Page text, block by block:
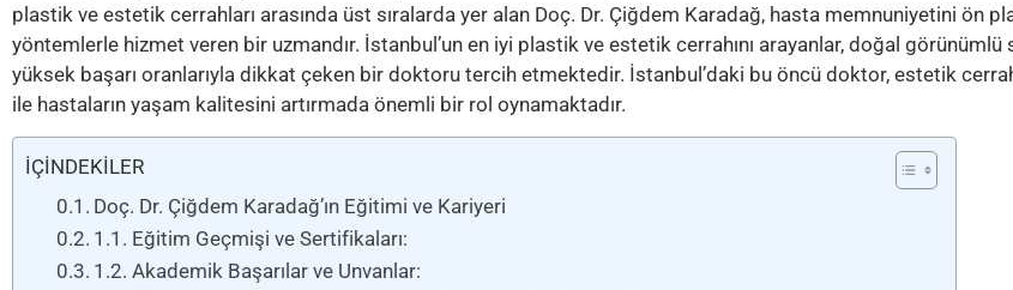
plastik ve estetik cerrahları arasında üst sıralarda yer alan Doç. Dr. Çiğdem Karadağ, hasta memnuniyetini ön
yöntemlerle hizmet veren bir uzmandır. İstanbul’un en iyi plastik ve estetik cerrahını arayanlar, doğal
yüksek başarı oranlarıyla dikkat çeken bir doktoru tercih etmektedir. İstanbul’daki bu öncü doktor, estetik
ile hastaların yaşam kalitesini artırmada önemli bir rol oynamaktadır.
İÇİNDEKİLER
Doç. Dr. Çiğdem Karadağ’ın Eğitimi ve Kariyeri
1.1. Eğitim Geçmişi ve Sertifikaları:
1.2. Akademik Başarılar ve Unvanlar: